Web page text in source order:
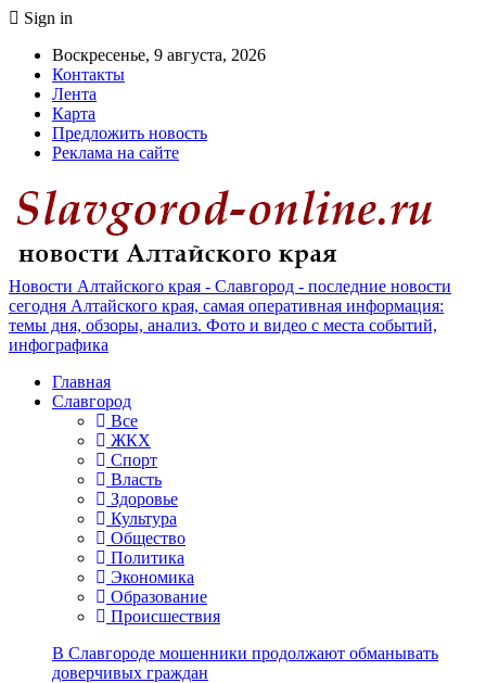
Sign in
Воскресенье, 9 августа, 2026
Контакты
Лента
Карта
Предложить новость
Реклама на сайте
Новости Алтайского края - Славгород - последние новости
сегодня Алтайского края, самая оперативная информация:
темы дня, обзоры, анализ. Фото и видео с места событий,
инфографика
Главная
Славгород
Все
ЖКХ
Спорт
Власть
Здоровье
Культура
Общество
Политика
Экономика
Образование
Происшествия
В Славгороде мошенники продолжают обманывать
доверчивых граждан